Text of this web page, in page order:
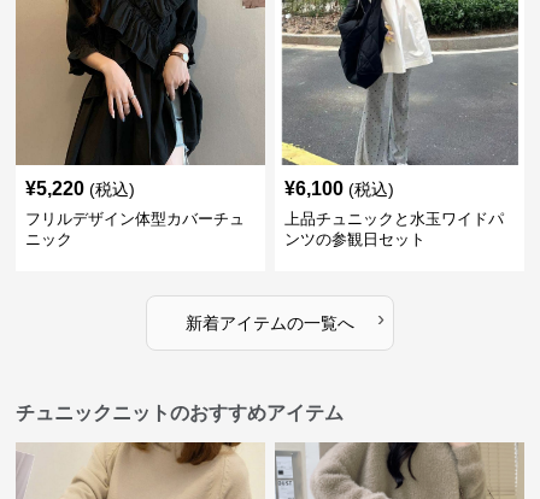
¥5,220 (税込)
フリルデザイン体型カバーチュ
ニック
¥6,100 (税込)
上品チュニックと水玉ワイドパ
ンツの参観日セット
新着アイテムの一覧へ ›
チュニックニットのおすすめアイテム